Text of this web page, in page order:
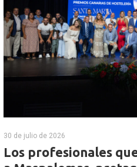
30 de julio de 2026
Los profesionales